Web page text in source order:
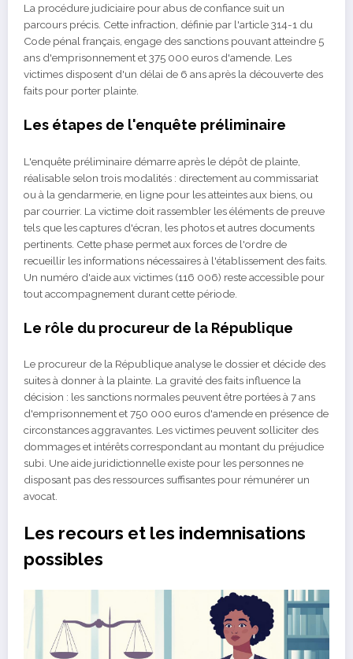
La procédure judiciaire pour abus de confiance suit un
parcours précis. Cette infraction, définie par l'article 314-1 du
Code pénal français, engage des sanctions pouvant atteindre 5
ans d'emprisonnement et 375 000 euros d'amende. Les
victimes disposent d'un délai de 6 ans après la découverte des
faits pour porter plainte.
Les étapes de l'enquête préliminaire
L'enquête préliminaire démarre après le dépôt de plainte,
réalisable selon trois modalités : directement au commissariat
ou à la gendarmerie, en ligne pour les atteintes aux biens, ou
par courrier. La victime doit rassembler les éléments de preuve
tels que les captures d'écran, les photos et autres documents
pertinents. Cette phase permet aux forces de l'ordre de
recueillir les informations nécessaires à l'établissement des faits.
Un numéro d'aide aux victimes (116 006) reste accessible pour
tout accompagnement durant cette période.
Le rôle du procureur de la République
Le procureur de la République analyse le dossier et décide des
suites à donner à la plainte. La gravité des faits influence la
décision : les sanctions normales peuvent être portées à 7 ans
d'emprisonnement et 750 000 euros d'amende en présence de
circonstances aggravantes. Les victimes peuvent solliciter des
dommages et intérêts correspondant au montant du préjudice
subi. Une aide juridictionnelle existe pour les personnes ne
disposant pas des ressources suffisantes pour rémunérer un
avocat.
Les recours et les indemnisations
possibles